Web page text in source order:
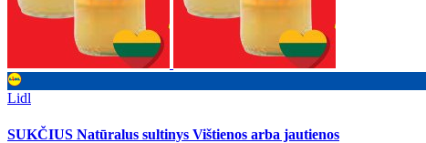
Lidl
SUKČIUS Natūralus sultinys Vištienos arba jautienos